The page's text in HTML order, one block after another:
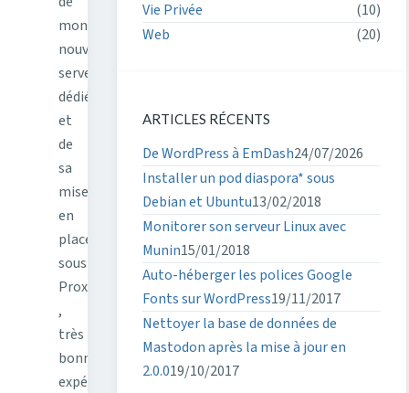
mon
nouveau
serveur
dédié
et
de
sa
mise
en
place
sous
Proxmox
,
très
bonne
expérience
Vie Privée
(10)
Web
(20)
ARTICLES RÉCENTS
De WordPress à EmDash24/07/2026
Installer un pod diaspora* sous
Debian et Ubuntu13/02/2018
Monitorer son serveur Linux avec
Munin15/01/2018
Auto-héberger les polices Google
Fonts sur WordPress19/11/2017
Nettoyer la base de données de
Mastodon après la mise à jour en
2.0.019/10/2017